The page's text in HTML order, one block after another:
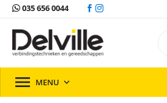
035 656 0044
 MENU 